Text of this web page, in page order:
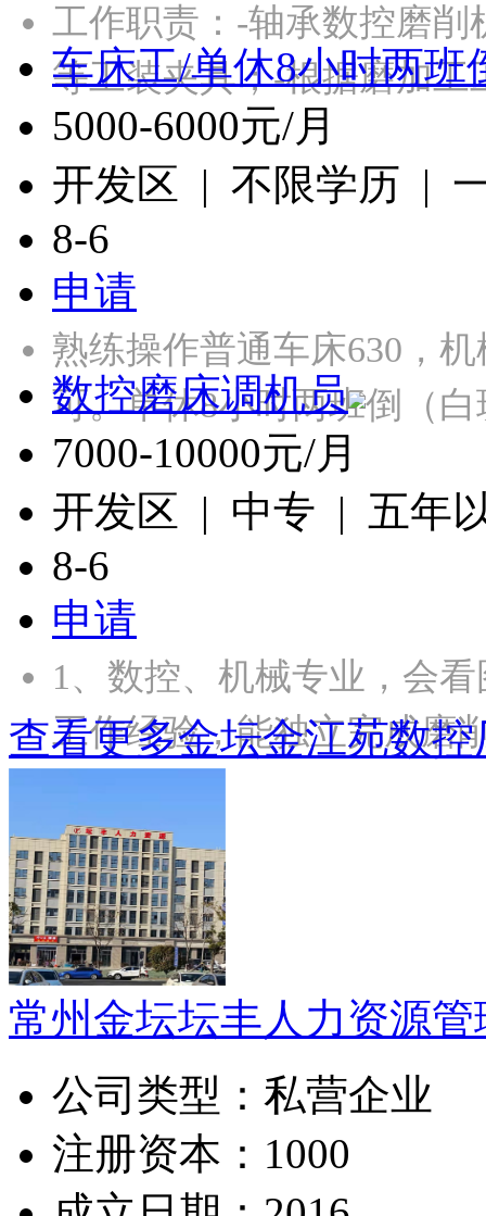
工作职责：-轴承数控磨
等工装夹具；-根据磨加
车床工/单休8小时两班
5000-6000元/月
开发区 | 不限学历 |
8-6
申请
熟练操作普通车床630，
可。单休8小时两班倒（
数控磨床调机员
7000-10000元/月
开发区 | 中专 | 五年
8-6
申请
1、数控、机械专业，会
工作经验，能独立完成
查看更多金坛金江苑数
常州金坛坛丰人力资源
公司类型： 私营企业
注册资本： 1000